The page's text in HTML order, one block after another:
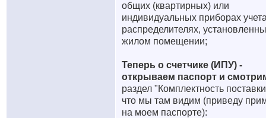
общих (квартирных) или
индивидуальных приборах
распределителях,
жилом помещении;
Теперь о счетчике (ИПУ) -
открываем паспорт и
раздел "Комплектность
что мы там видим (приведу
на моем паспорте):